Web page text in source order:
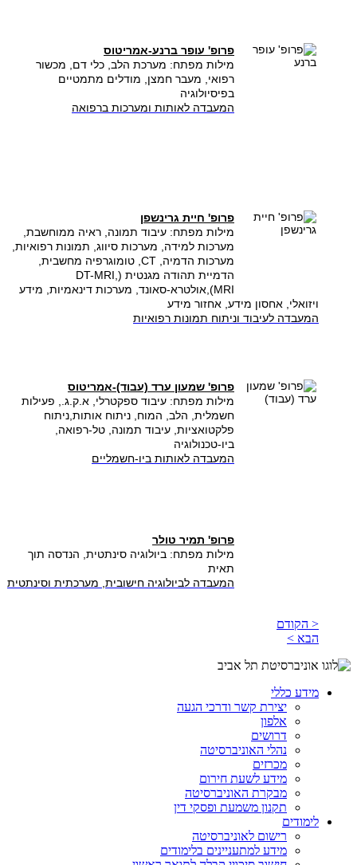
פרופ' עופר ברנע-אמריטוס
מילות מפתח: מערכת הלב, כלי דם, מכשור
רפואי, מעבר חמצן, מודלים מתמטיים
בפיסיולוגיה
המעבדה לאותות ומערכות ברפואה
פרופ' חיית גרינשפן
מילות מפתח: עיבוד תמונה, ראיה ממוחשבת,
מערכות למידה, מערכות סיווג, תמונות רפואיות,
מערכות הדמיה, CT, טומוגרפיה מחשבית,
הדמיית תהודה מגנטית (DT-MRI,
MRI),אולטרא-סאונד, מערכות דינאמיות, מידע
ויזואלי, אחסון מידע, אחזור מידע
המעבדה לעיבוד וניתוח תמונות רפואיות
פרופ' שמעון ערד (עבוד)-אמריטוס
מילות מפתח: עיבוד ספקטרלי, א.ק.ג., פעילות
חשמלית, הלב, המוח, ניתוח אותות,ניתוח
פלקטואציות, עיבוד תמונה, טל-רפואה,
ביו-טכנולוגיה ​
המעבדה לאותות ביו-חשמליים
פרופ' תמיר טולר
מילות מפתח: ביולוגיה סינתטית, הנדסה תוך
תאית
המעבדה לביולוגיה חישובית, מערכתית וסינתטית
< הקודם
הבא >
מידע כללי
יצירת קשר ודרכי הגעה
אלפון
דרושים
נהלי האוניברסיטה
מכרזים
מידע לשעת חירום
מבקרת האוניברסיטה
תקנון משמעת ופסקי דין
לימודים
רישום לאוניברסיטה
מידע למתעניינים בלימודים